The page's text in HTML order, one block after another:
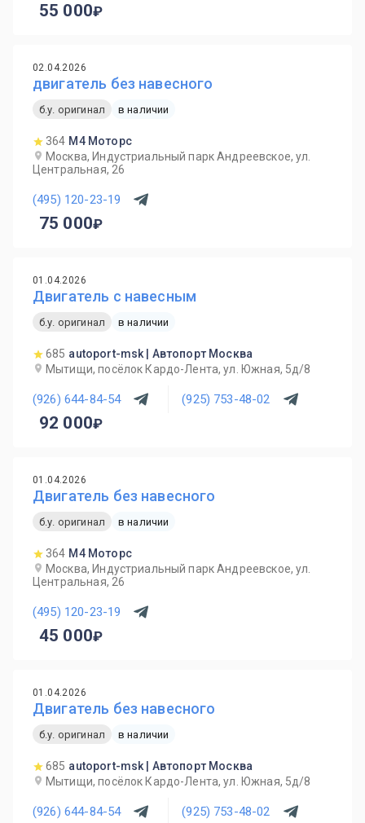
55 000
02.04.2026
двигатель без навесного
б.у. оригинал в наличии
364 М4 Моторс
Москва, Индустриальный парк Андреевское, ул.
Центральная, 26
(495) 120-23-19
75 000
01.04.2026
Двигатель с навесным
б.у. оригинал в наличии
685 autoport-msk | Автопорт Москва
Мытищи, посёлок Кардо-Лента, ул. Южная, 5д/8
(926) 644-84-54 (925) 753-48-02
92 000
01.04.2026
Двигатель без навесного
б.у. оригинал в наличии
364 М4 Моторс
Москва, Индустриальный парк Андреевское, ул.
Центральная, 26
(495) 120-23-19
45 000
01.04.2026
Двигатель без навесного
б.у. оригинал в наличии
685 autoport-msk | Автопорт Москва
Мытищи, посёлок Кардо-Лента, ул. Южная, 5д/8
(926) 644-84-54 (925) 753-48-02